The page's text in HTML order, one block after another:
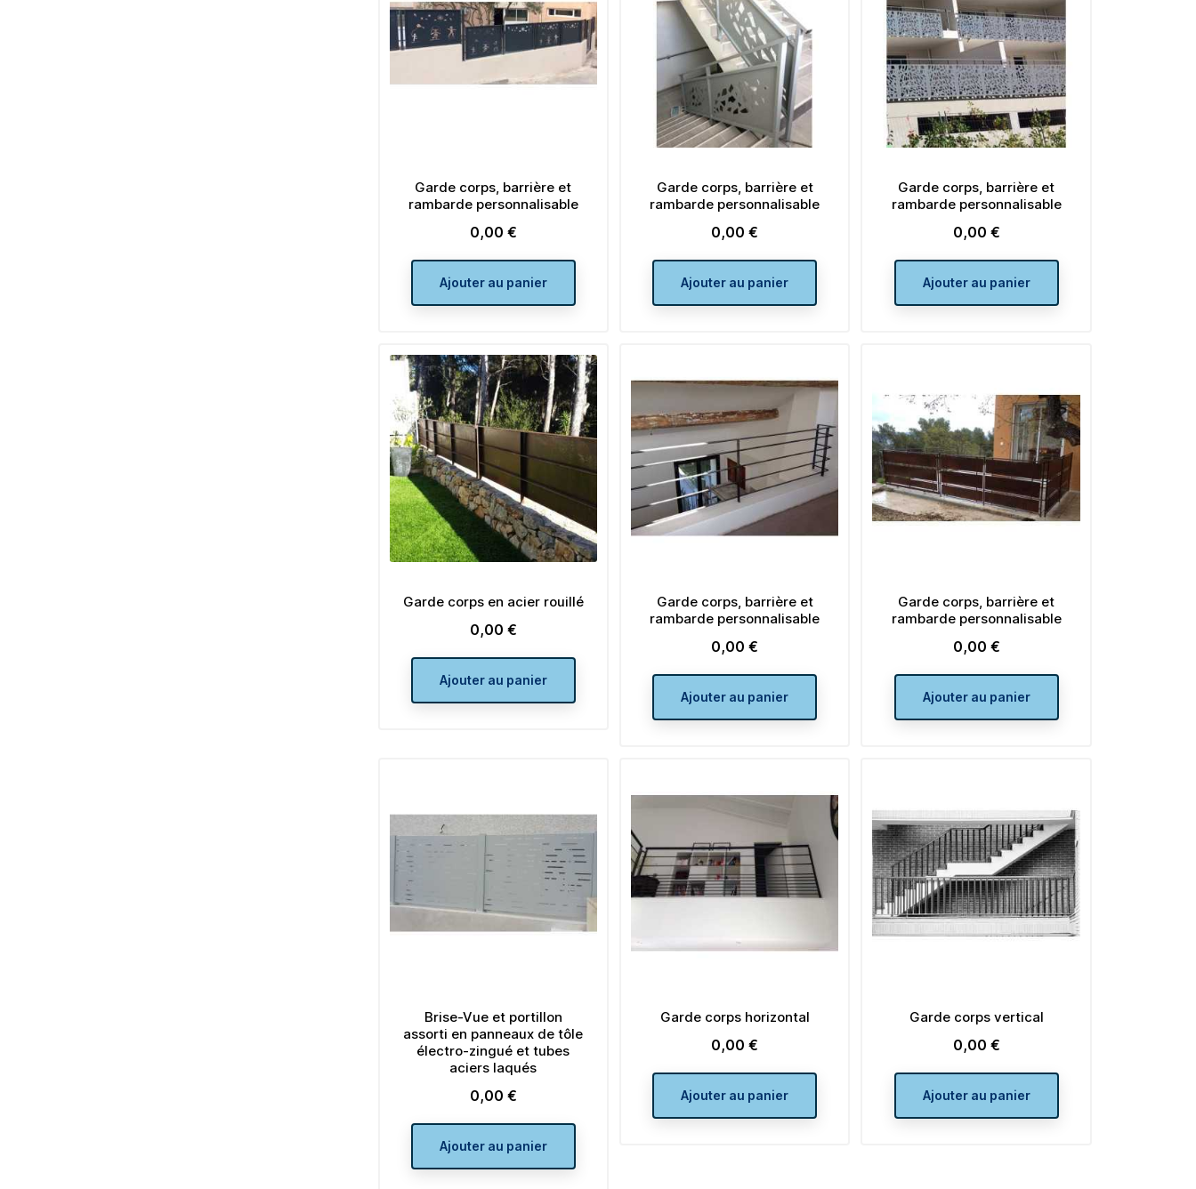
Garde corps, barrière et
rambarde personnalisable
Prix
0,00 €
Ajouter au panier
Garde corps, barrière et
rambarde personnalisable
Prix
0,00 €
Ajouter au panier
Garde corps, barrière et
rambarde personnalisable
Prix
0,00 €
Ajouter au panier
Garde corps en acier rouillé
Prix
0,00 €
Ajouter au panier
Garde corps, barrière et
rambarde personnalisable
Prix
0,00 €
Ajouter au panier
Garde corps, barrière et
rambarde personnalisable
Prix
0,00 €
Ajouter au panier
Brise-Vue et portillon
assorti en panneaux de tôle
électro-zingué et tubes
aciers laqués
Prix
0,00 €
Ajouter au panier
Garde corps horizontal
Prix
0,00 €
Ajouter au panier
Garde corps vertical
Prix
0,00 €
Ajouter au panier